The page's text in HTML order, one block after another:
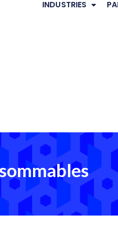
INDUSTRIES